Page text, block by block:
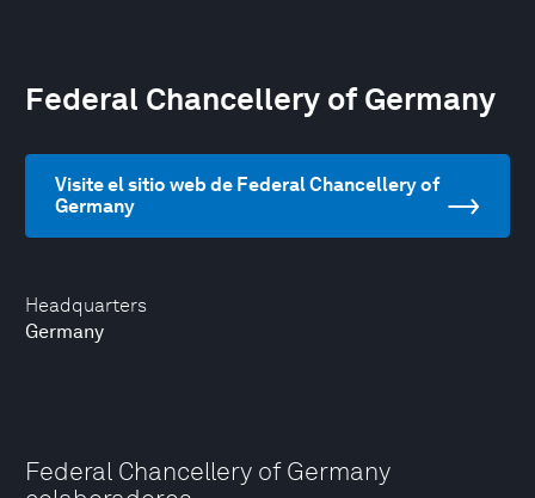
Headquarters
Germany
Federal Chancellery of Germany
Visite el sitio web de Federal Chancellery of
Germany
Federal Chancellery of Germany